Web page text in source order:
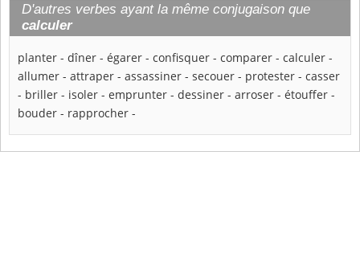
D'autres verbes ayant la même conjugaison que
calculer
planter - dîner - égarer - confisquer - comparer - calculer -
allumer - attraper - assassiner - secouer - protester - casser
- briller - isoler - emprunter - dessiner - arroser - étouffer -
bouder - rapprocher -